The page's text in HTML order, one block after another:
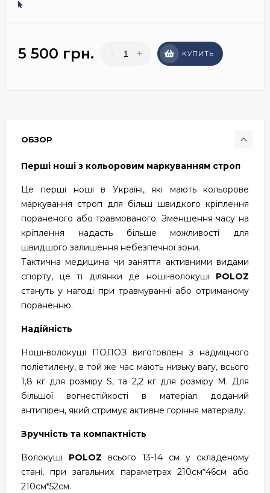
5 500 грн. - + КУПИТЬ
ОБЗОР
Перші ноші з кольоровим маркуванням строп
Це перші ноші в Україні, які мають кольорове
маркування строп для більш швидкого кріплення
пораненого або травмованого. Зменшення часу на
кріплення надасть більше можливості для
швидшого залишення небезпечної зони.
Тактична медицина чи заняття активними видами
спорту, це ті ділянки де ноші-волокуші POLOZ
стануть у нагоді при травмуванні або отриманому
пораненню.
Надійність
Ноші-волокуші ПОЛОЗ виготовлені з надміцного
поліетилену, в той же час мають низьку вагу, всього
1,8 кг для розміру S, та 2,2 кг для розміру М. Для
більшої вогнестійкості в матеріал доданий
антипірен, який стримує активне горіння матеріалу.
Зручність та компактність
Волокуші POLOZ всього 13-14 см у складеному
стані, при загальних параметрах 210см*46см або
210см*52см.